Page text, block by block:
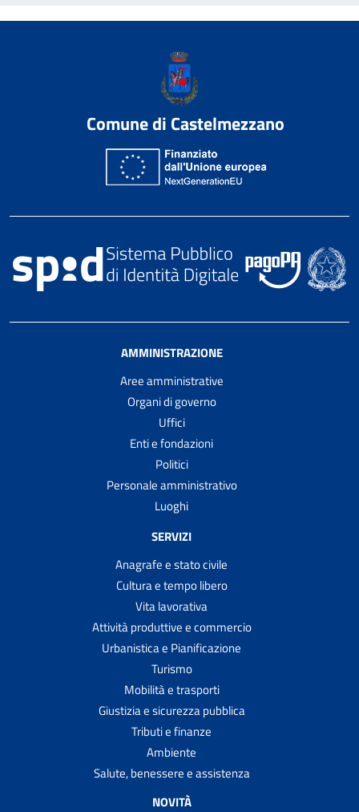
Comune di Castelmezzano
AMMINISTRAZIONE
Aree amministrative
Organi di governo
Uffici
Enti e fondazioni
Politici
Personale amministrativo
Luoghi
SERVIZI
Anagrafe e stato civile
Cultura e tempo libero
Vita lavorativa
Attività produttive e commercio
Urbanistica e Pianificazione
Turismo
Mobilità e trasporti
Giustizia e sicurezza pubblica
Tributi e finanze
Ambiente
Salute, benessere e assistenza
NOVITÀ